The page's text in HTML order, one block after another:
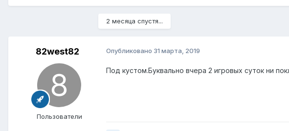
2 месяца спустя...
82west82
Пользователи
Опубликовано 31 марта, 2019
Под кустом.Буквально вчера 2 игровых суток ни